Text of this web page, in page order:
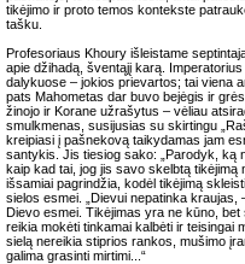
tikėjimo ir proto temos kontekste
tašku.
Profesoriaus Khoury išleistame
apie džihadą, šventąjį karą.
dalykuose – jokios prievartos; tai viena
pats Mahometas dar buvo bejėgis ir
žinojo ir Korane užrašytus – vėliau
smulkmenas, susijusias su skirtingu
kreipiasi į pašnekovą taikydamas jam
santykis. Jis tiesiog sako: „Parodyk, ką
kaip kad tai, jog jis savo skelbtą tikėjimą
išsamiai pagrindžia, kodėl tikėjimą
sielos esmei. „Dievui nepatinka
Dievo esmei. Tikėjimas yra ne kūno,
reikia mokėti tinkamai kalbėti ir teisingai
sielą nereikia stiprios rankos, mušimo
galima grasinti mirtimi...“